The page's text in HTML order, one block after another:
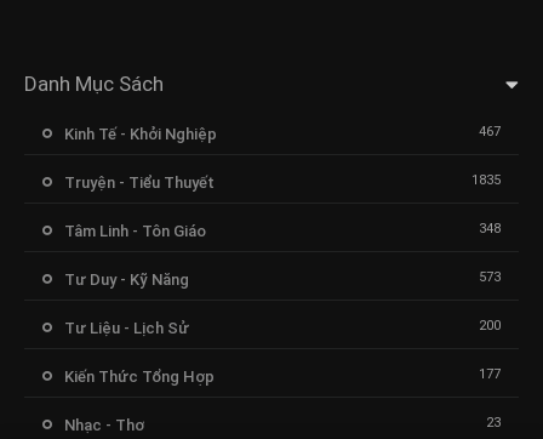
Danh Mục Sách
Kinh Tế - Khởi Nghiệp 467
Truyện - Tiểu Thuyết 1835
Tâm Linh - Tôn Giáo 348
Tư Duy - Kỹ Năng 573
Tư Liệu - Lịch Sử 200
Kiến Thức Tổng Hợp 177
Nhạc - Thơ 23